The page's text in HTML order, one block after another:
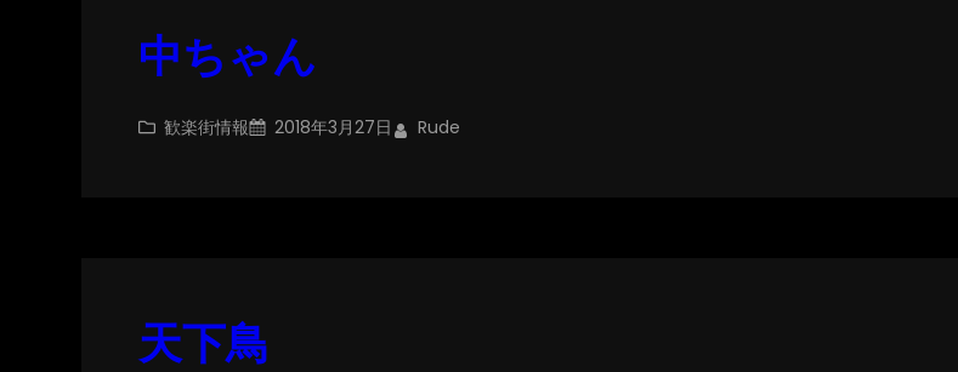
中ちゃん
歓楽街情報 2018年3月27日 Rude
天下鳥